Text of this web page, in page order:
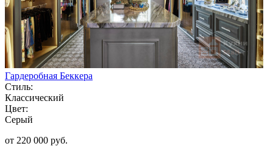
Гардеробная Беккера
Стиль:
Классический
Цвет:
Серый
от 220 000 руб.